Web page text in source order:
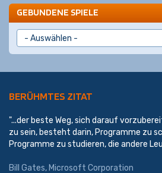
GEBUNDENE SPIELE
BERÜHMTES ZITAT
"...der beste Weg, sich darauf
zu sein, besteht darin, Programme zu
Programme zu studieren, die andere
Bill Gates, Microsoft Corporation